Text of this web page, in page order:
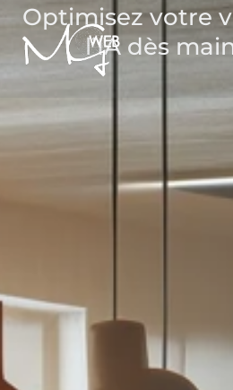
Optimisez votre
l’IA dès